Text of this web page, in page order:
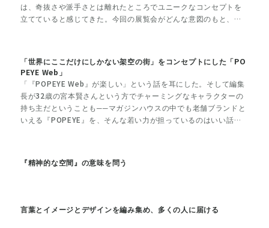
は、奇抜さや派手さとは離れたところでユニークなコンセプトを
立てていると感じてきた。今回の展覧会がどんな意図のもと、ど
「世界にここだけにしかない架空の街」をコンセプトにした「PO
PEYE Web」
「『POPEYE Web』が楽しい」という話を耳にした。そして編集
長が32歳の宮本賢さんという方でチャーミングなキャラクターの
持ち主だということも──マガジンハウスの中でも老舗ブランドと
いえる『POPEYE』を、そんな若い力が担っているのはいい話
『精神的な空間』の意味を問う
言葉とイメージとデザインを編み集め、多くの人に届ける